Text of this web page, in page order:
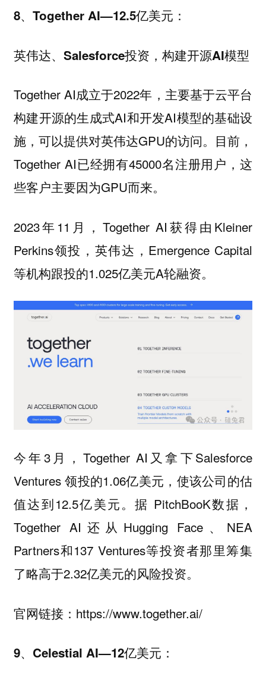
8、Together AI—12.5亿美元：
英伟达、Salesforce投资，构建开源AI模型
Together AI成立于2022年，主要基于云平台
构建开源的生成式AI和开发AI模型的基础设
施，可以提供对英伟达GPU的访问。目前，
Together AI已经拥有45000名注册用户，这
些客户主要因为GPU而来。
2023年11月，Together AI获得由Kleiner
Perkins领投，英伟达，Emergence Capital
等机构跟投的1.025亿美元A轮融资。
今年3月，Together AI又拿下Salesforce
Ventures 领投的1.06亿美元，使该公司的估
值达到12.5亿美元。据 PitchBooK数据，
Together AI还从Hugging Face、NEA
Partners和137 Ventures等投资者那里筹集
了略高于2.32亿美元的风险投资。
官网链接：https://www.together.ai/
9、Celestial AI—12亿美元：